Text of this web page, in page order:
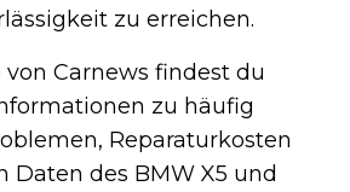
zu erreichen.
Carnews findest du
zu häufig
Reparaturkosten
Daten des BMW X5 und